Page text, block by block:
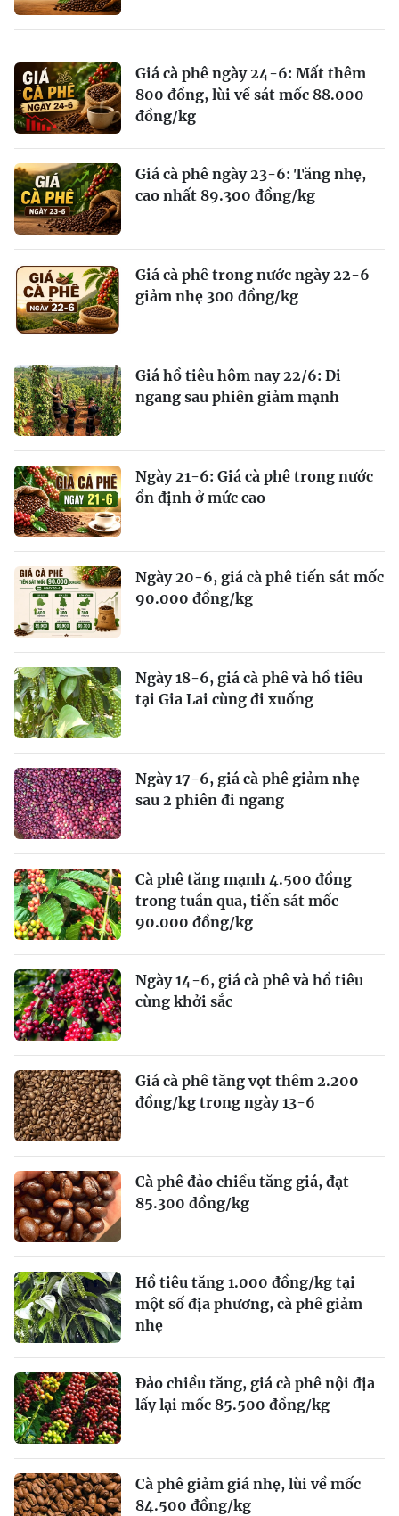
Giá cà phê ngày 24-6: Mất thêm
800 đồng, lùi về sát mốc 88.000
đồng/kg
Giá cà phê ngày 23-6: Tăng nhẹ,
cao nhất 89.300 đồng/kg
Giá cà phê trong nước ngày 22-6
giảm nhẹ 300 đồng/kg
Giá hồ tiêu hôm nay 22/6: Đi
ngang sau phiên giảm mạnh
Ngày 21-6: Giá cà phê trong nước
ổn định ở mức cao
Ngày 20-6, giá cà phê tiến sát mốc
90.000 đồng/kg
Ngày 18-6, giá cà phê và hồ tiêu
tại Gia Lai cùng đi xuống
Ngày 17-6, giá cà phê giảm nhẹ
sau 2 phiên đi ngang
Cà phê tăng mạnh 4.500 đồng
trong tuần qua, tiến sát mốc
90.000 đồng/kg
Ngày 14-6, giá cà phê và hồ tiêu
cùng khởi sắc
Giá cà phê tăng vọt thêm 2.200
đồng/kg trong ngày 13-6
Cà phê đảo chiều tăng giá, đạt
85.300 đồng/kg
Hồ tiêu tăng 1.000 đồng/kg tại
một số địa phương, cà phê giảm
nhẹ
Đảo chiều tăng, giá cà phê nội địa
lấy lại mốc 85.500 đồng/kg
Cà phê giảm giá nhẹ, lùi về mốc
84.500 đồng/kg